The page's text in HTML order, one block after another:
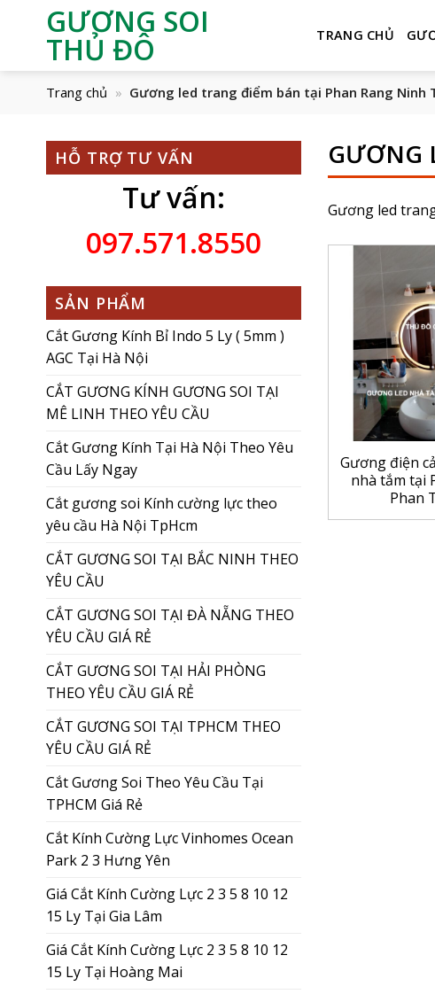
GƯƠNG SOI
THỦ ĐÔ TRANG CHỦ
Trang chủ » Gương led trang điểm bán tại Phan Rang Ninh
HỖ TRỢ TƯ VẤN
Tư vấn:
097.571.8550
SẢN PHẨM
Cắt Gương Kính Bỉ Indo 5 Ly ( 5mm )
AGC Tại Hà Nội
CẮT GƯƠNG KÍNH GƯƠNG SOI TẠI
MÊ LINH THEO YÊU CẦU
Cắt Gương Kính Tại Hà Nội Theo Yêu
Cầu Lấy Ngay
Cắt gương soi Kính cường lực theo
yêu cầu Hà Nội TpHcm
CẮT GƯƠNG SOI TẠI BẮC NINH THEO
YÊU CẦU
CẮT GƯƠNG SOI TẠI ĐÀ NẴNG THEO
YÊU CẦU GIÁ RẺ
CẮT GƯƠNG SOI TẠI HẢI PHÒNG
THEO YÊU CẦU GIÁ RẺ
CẮT GƯƠNG SOI TẠI TPHCM THEO
YÊU CẦU GIÁ RẺ
Cắt Gương Soi Theo Yêu Cầu Tại
TPHCM Giá Rẻ
Cắt Kính Cường Lực Vinhomes Ocean
Park 2 3 Hưng Yên
Giá Cắt Kính Cường Lực 2 3 5 8 10 12
15 Ly Tại Gia Lâm
Giá Cắt Kính Cường Lực 2 3 5 8 10 12
15 Ly Tại Hoàng Mai
GƯƠNG
Gương led
Gương điện
nhà tắm tại
Phan